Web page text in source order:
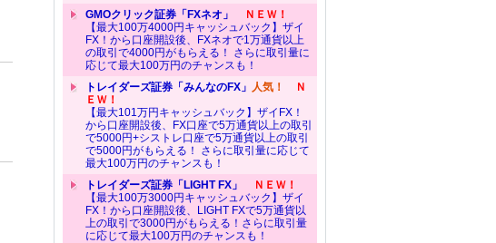
GMOクリック証券「FXネオ」
ＮＥＷ！
【最大100万4000円キャッシュバック】ザイ
FX！から口座開設後、FXネオで1万通貨以上
の取引で4000円がもらえる！ さらに取引量に
応じて最大100万円のチャンスも！
トレイダーズ証券「みんなのFX」 人気！
Ｎ
ＥＷ！
【最大101万円キャッシュバック】ザイFX！
から口座開設後、FX口座で5万通貨以上の取引
で5000円+シストレ口座で5万通貨以上の取引
で5000円がもらえる！ さらに取引量に応じて
最大100万円のチャンスも！
トレイダーズ証券「LIGHT FX」
ＮＥＷ！
【最大100万3000円キャッシュバック】ザイ
FX！から口座開設後、LIGHT FXで5万通貨以
上の取引で3000円がもらえる！さらに取引量
に応じて最大100万円のチャンスも！